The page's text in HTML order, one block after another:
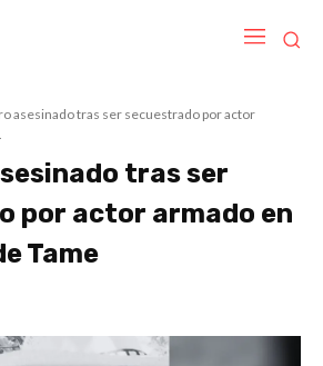
asesinado tras ser secuestrado por actor
tras ser
por actor armado en
Tame